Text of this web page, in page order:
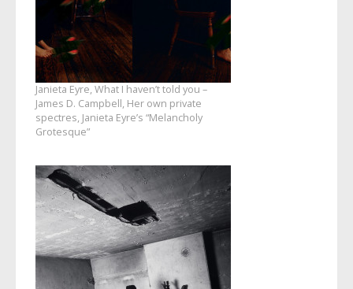
Janieta Eyre, What I haven’t told you –
James D. Campbell, Her own private
spectres, Janieta Eyre’s “Melancholy
Grotesque”